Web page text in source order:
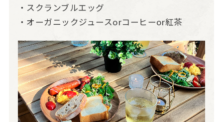
・スクランブルエッグ
・オーガニックジュースorコーヒーor紅茶